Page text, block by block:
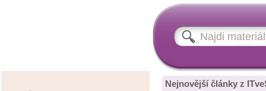
Nejnovější články z